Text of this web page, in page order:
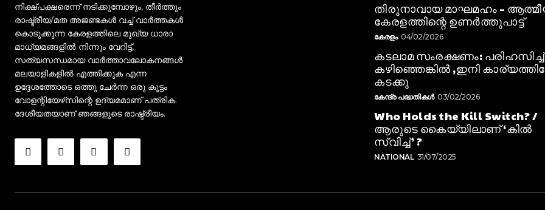
നിക്ഷ്പക്ഷരെന്ന് നടിക്കുമ്പോഴും, തീർത്തും
രാഷ്ട്രീയ/മത അജണ്ടകൾ വച്ച് വാർത്തകൾ
കൊടുക്കുന്ന കേരളത്തിലെ മുഖ്യ ധാരാ
മാധ്യമങ്ങളിൽ നിന്നും വേറിട്ട്,
സത്യസന്ധമായ വാർത്താവലോകനങ്ങൾ
മലയാളികളിൽ എത്തിക്കുക എന്ന
ഉദ്ദേശത്തോടെ ഒത്തു ചേർന്ന ഒരു കൂട്ടം
വോളന്റിയേഴ്‌സിന്റെ ഉദ്യമമാണ് പത്രിക.
ദേശീയതയാണ് ഞങ്ങളുടെ രാഷ്ട്രീയം.
തിരുനാവായ മാഘമഹം –
കേരളത്തിന്റെ ഉണർത്തുപാട്ട്
കേരളം 04/02/2026
കടലാമ സംരക്ഷണം: പരിഹസിച്ച്
കഴിഞ്ഞെങ്കിൽ ,ഇനി
കടക്കു
കേന്ദ്ര പദ്ധതികൾ 03/02/2026
Who Holds the Kill Switch? /
ആരുടെ കൈയ്യിലാണ് ‘കിൽ
സ്വിച്ച്’ ?
NATIONAL 31/07/2025